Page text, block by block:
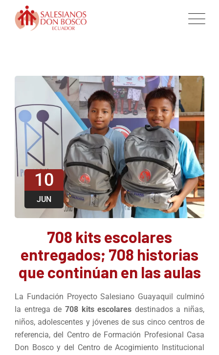
10
JUN
708 kits escolares
entregados; 708 historias
que continúan en las aulas
La Fundación Proyecto Salesiano Guayaquil culminó
la entrega de 708 kits escolares destinados a niñas,
niños, adolescentes y jóvenes de sus cinco centros de
referencia, del Centro de Formación Profesional Casa
Don Bosco y del Centro de Acogimiento Institucional